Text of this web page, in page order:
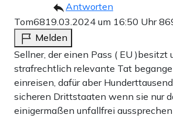
Antworten
Tom6819.03.2024 um 16:50 Uhr
Melden
Sellner, der einen Pass ( EU )besitzt
strafrechtlich relevante Tat
einreisen, dafür aber
sicheren Drittstaaten wenn sie nur
einigermaßen unfallfrei